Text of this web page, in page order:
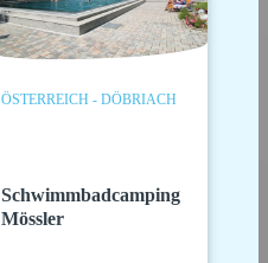
ÖSTERREICH - DÖBRIACH
Schwimmbadcamping
Mössler